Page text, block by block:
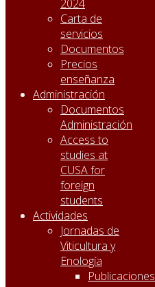
2024
Carta de
servicios
Documentos
Precios
enseñanza
Administración
Documentos
Administración
Access to
studies at
CUSA for
foreign
students
Actividades
Jornadas de
Viticultura y
Enología
Publicaciones